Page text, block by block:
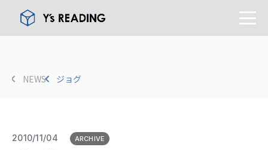
NEWS ジョグ
2010/11/04 ARCHIVE